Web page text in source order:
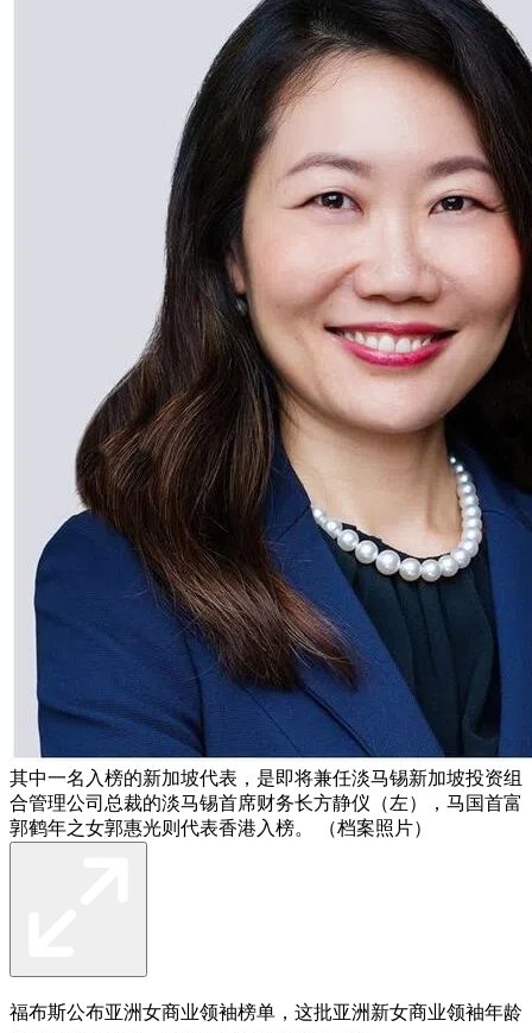
其中一名入榜的新加坡代表，是即将兼任淡马锡新加坡投资组
合管理公司总裁的淡马锡首席财务长方静仪（左），马国首富
郭鹤年之女郭惠光则代表香港入榜。 （档案照片）
福布斯公布亚洲女商业领袖榜单，这批亚洲新女商业领袖年龄